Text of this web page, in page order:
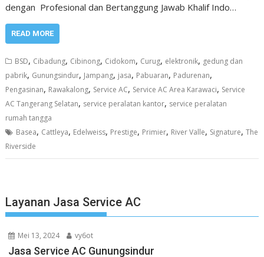
dengan Profesional dan Bertanggung Jawab Khalif Indo…
READ MORE
BSD, Cibadung, Cibinong, Cidokom, Curug, elektronik, gedung dan
pabrik, Gunungsindur, Jampang, jasa, Pabuaran, Padurenan,
Pengasinan, Rawakalong, Service AC, Service AC Area Karawaci, Service
AC Tangerang Selatan, service peralatan kantor, service peralatan
rumah tangga
Basea, Cattleya, Edelweiss, Prestige, Primier, River Valle, Signature,The
Riverside
Layanan Jasa Service AC
Mei 13, 2024 vy6ot
Jasa Service AC Gunungsindur